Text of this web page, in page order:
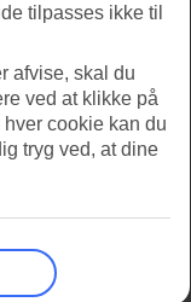
tilpasses ikke til
afvise, skal du
ved at klikke på
cookie kan du
tryg ved, at dine